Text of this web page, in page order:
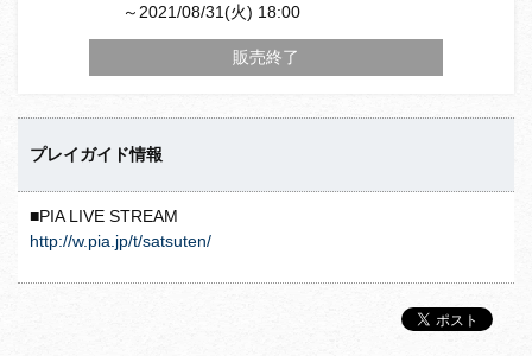
～2021/08/31(火) 18:00
販売終了
プレイガイド情報
■PIA LIVE STREAM
http://w.pia.jp/t/satsuten/